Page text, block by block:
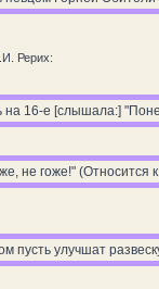
Рерих:
на 16-е [слышала:]
не гоже!" (Относится
пусть улучшат